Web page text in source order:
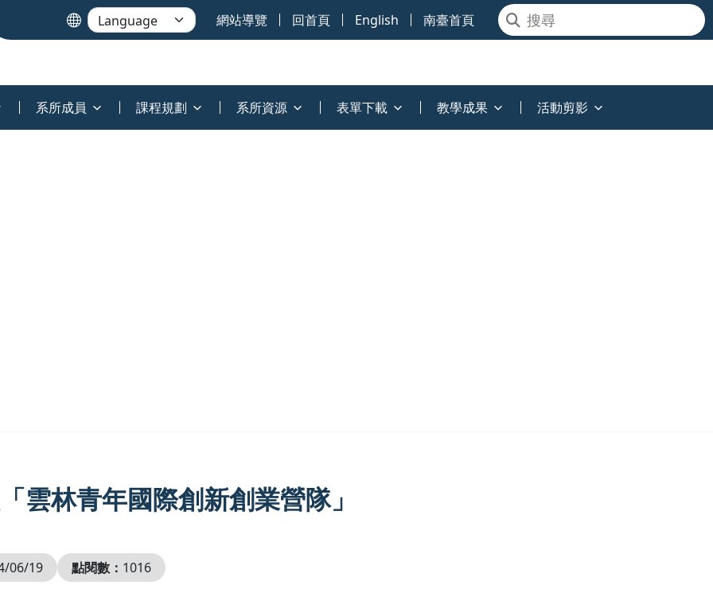
網站導覽 回首頁 English 南臺首頁
系所成員 課程規劃 系所資源 表單下載 教學成果 活動剪影
雲林青年國際創新創業營隊」
06/19 點閱數： 1016